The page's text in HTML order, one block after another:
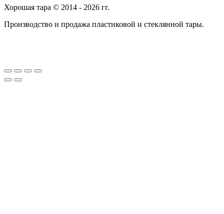
Хорошая тара © 2014 - 2026 гг.
Производство и продажа пластиковой и стеклянной тары.